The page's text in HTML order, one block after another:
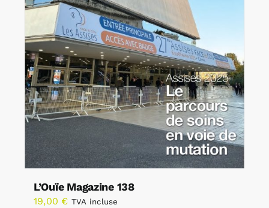
L’Ouïe Magazine 138
19,00 € TVA incluse